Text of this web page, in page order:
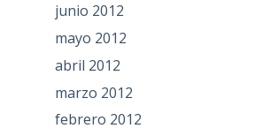
junio 2012
mayo 2012
abril 2012
marzo 2012
febrero 2012